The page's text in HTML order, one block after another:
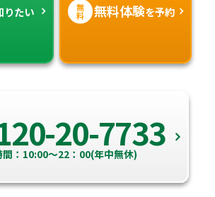
りたい 無
料 無料体験を予約
20-7733
間：10:00～22：00(年中無休)